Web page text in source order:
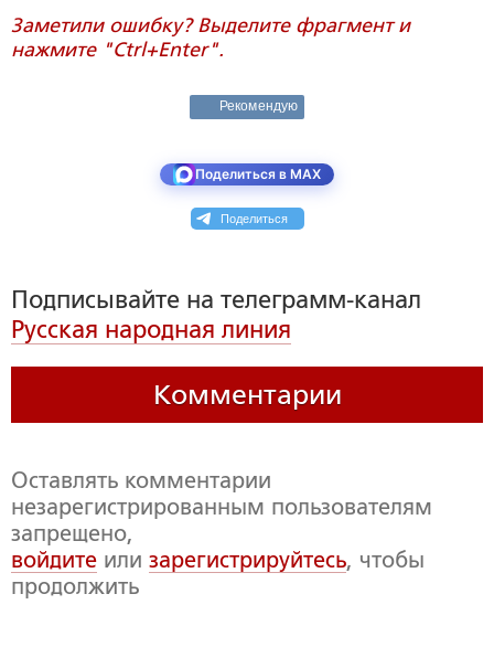
Заметили ошибку? Выделите фрагмент и
нажмите "Ctrl+Enter".
Рекомендую
Поделиться в MAX
Поделиться
Подписывайте на телеграмм-канал
Русская народная линия
Комментарии
Оставлять комментарии
незарегистрированным пользователям
запрещено,
войдите или зарегистрируйтесь, чтобы
продолжить